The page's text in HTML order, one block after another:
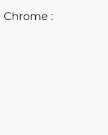
Chrome :